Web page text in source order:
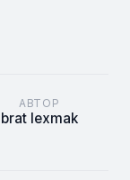
АВТОР
brat lexmak